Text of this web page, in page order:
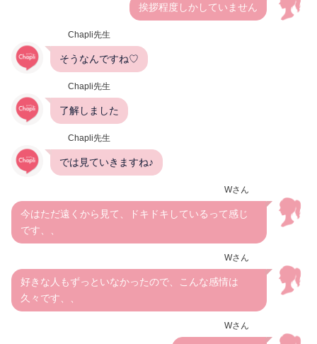
挨拶程度しかしていません
Chapli先生
そうなんですね♡
Chapli先生
了解しました
Chapli先生
では見ていきますね♪
Wさん
今はただ遠くから見て、ドキドキしているって感じ
です、、
Wさん
好きな人もずっといなかったので、こんな感情は
久々です、、
Wさん